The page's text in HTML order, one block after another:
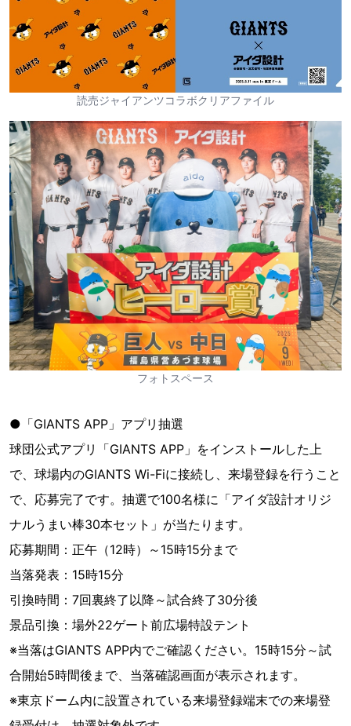
読売ジャイアンツコラボクリアファイル
フォトスペース
●「GIANTS APP」アプリ抽選
球団公式アプリ「GIANTS APP」をインストールした上
で、球場内のGIANTS Wi-Fiに接続し、来場登録を行うこと
で、応募完了です。抽選で100名様に「アイダ設計オリジ
ナルうまい棒30本セット」が当たります。
応募期間：正午（12時）～15時15分まで
当落発表：15時15分
引換時間：7回裏終了以降～試合終了30分後
景品引換：場外22ゲート前広場特設テント
※当落はGIANTS APP内でご確認ください。15時15分～試
合開始5時間後まで、当落確認画面が表示されます。
※東京ドーム内に設置されている来場登録端末での来場登